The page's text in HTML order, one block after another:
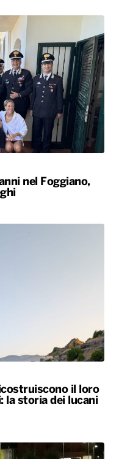
nel Foggiano,
il loro
la storia dei lucani